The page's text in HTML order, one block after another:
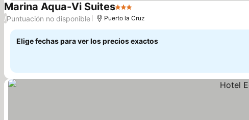
Marina Aqua-Vi Suites3 Estrellas
/Puntuación no disponible Puerto la Cruz
Elige fechas para ver los precios exactos